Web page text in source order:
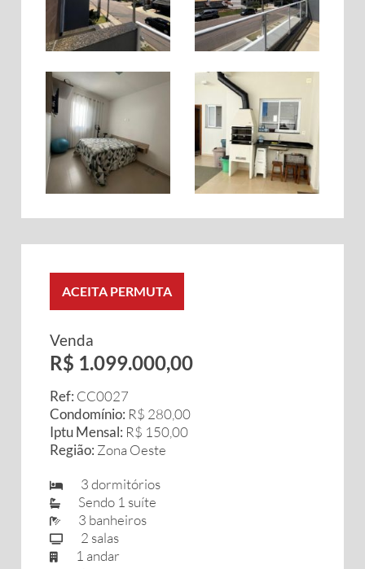
ACEITA PERMUTA
Venda
R$ 1.099.000,00
Ref: CC0027
Condomínio: R$ 280,00
Iptu Mensal: R$ 150,00
Região: Zona Oeste
3 dormitórios
Sendo 1 suíte
3 banheiros
2 salas
1 andar